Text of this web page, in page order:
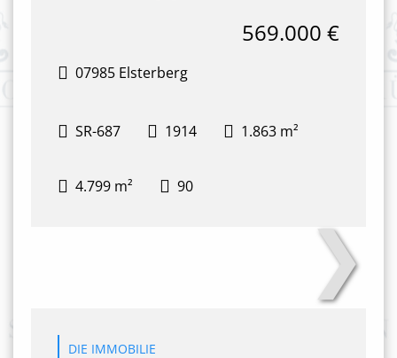
07985 Elsterberg
569.000 €
SR-687 1914 1.863 m²
4.799 m² 90
❯
DIE IMMOBILIE